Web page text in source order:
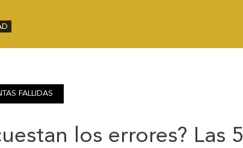
FALLIDAS
los errores? Las 5